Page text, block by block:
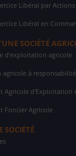
Libéral par
Libéral en
SOCIÉTÉ
d'exploitation agricole
agricole à
Agricole d'Exploitation
Foncier Agricole
SOCIÉTÉ